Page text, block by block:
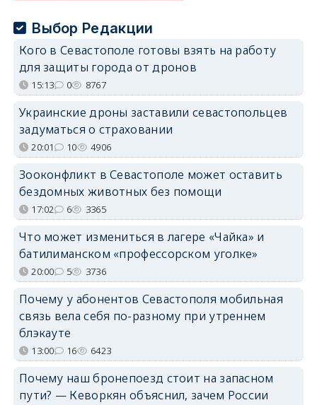
Выбор Редакции
Кого в Севастополе готовы взять на работу
для защиты города от дронов
15:13 0 8767
Украинские дроны заставили севастопольцев
задуматься о страховании
20:01 10 4906
Зооконфликт в Севастополе может оставить
бездомных животных без помощи
17:02 6 3365
Что может измениться в лагере «Чайка» и
батилиманском «профессорском уголке»
20:00 5 3736
Почему у абонентов Севастополя мобильная
связь вела себя по-разному при утреннем
блэкауте
13:00 16 6423
Почему наш бронепоезд стоит на запасном
пути? — Кеворкян объяснил, зачем России